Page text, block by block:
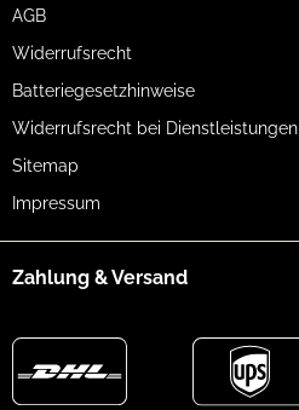
AGB
Widerrufsrecht
Batteriegesetzhinweise
Widerrufsrecht bei Dienstleistungen
Sitemap
Impressum
Zahlung & Versand